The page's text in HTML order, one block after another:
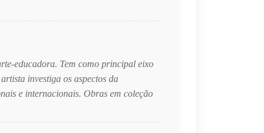
educadora. Tem como principal eixo
investiga os aspectos da
e internacionais. Obras em coleção